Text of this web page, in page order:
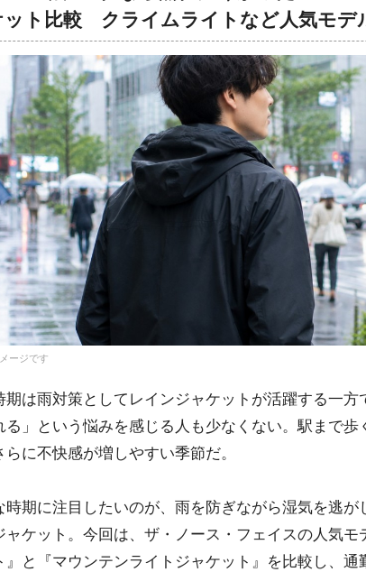
ット比較 クライムライトなど人気モデ
ージです
は雨対策としてレインジャケットが活躍する一方
る」という悩みを感じる人も少なくない。駅まで歩
らに不快感が増しやすい季節だ。
期に注目したいのが、雨を防ぎながら湿気を逃が
ャケット。今回は、ザ・ノース・フェイスの人気モ
』と『マウンテンライトジャケット』を比較し、通